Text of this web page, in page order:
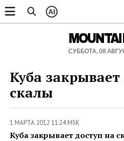
AI
СУББОТА, 08
Куба
скалы
1 МАРТА 2012 11:24 MSK
Куба закрывает доступ на